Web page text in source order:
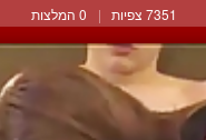
7351 צפיות | 0 המלצות